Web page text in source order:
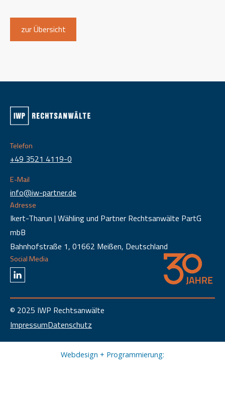
zur Übersicht
Telefon
+49 3521 4119-0
E-Mail
info@iw-partner.de
Adresse
Ikert-Tharun | Wähling und Partner Rechtsanwälte PartG
mbB
Bahnhofstraße 1, 01662 Meißen, Deutschland
Social Media
© 2025 IWP Rechtsanwälte
ImpressumDatenschutz
Webdesign + Programmierung: